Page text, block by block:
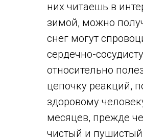
них читаешь в
зимой, можно
снег могут
сердечно-
относительно
цепочку реакций,
здоровому
месяцев, прежде
чистый и